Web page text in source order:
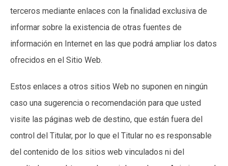
terceros mediante enlaces con la finalidad exclusiva de
informar sobre la existencia de otras fuentes de
información en Internet en las que podrá ampliar los datos
ofrecidos en el Sitio Web.
Estos enlaces a otros sitios Web no suponen en ningún
caso una sugerencia o recomendación para que usted
visite las páginas web de destino, que están fuera del
control del Titular, por lo que el Titular no es responsable
del contenido de los sitios web vinculados ni del